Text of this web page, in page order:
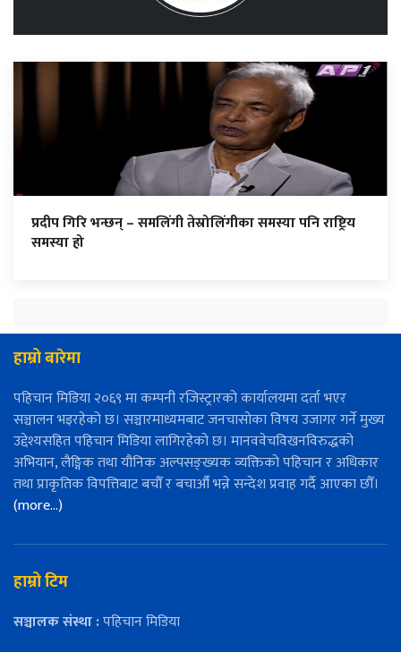
प्रदीप गिरि भन्छन् – समलिंगी तेस्रोलिंगीका समस्या पनि राष्ट्रिय
समस्या हो
हाम्रो बारेमा
पहिचान मिडिया २०६९ मा कम्पनी रजिस्ट्रारको कार्यालयमा दर्ता भएर
सञ्चालन भइरहेको छ। सञ्चारमाध्यमबाट जनचासोका विषय उजागर गर्ने मुख्य
उद्देश्यसहित पहिचान मिडिया लागिरहेको छ। मानववेचविखनविरुद्धको
अभियान, लैङ्गिक तथा यौनिक अल्पसङ्ख्यक व्यक्तिको पहिचान र अधिकार
तथा प्राकृतिक विपत्तिबाट बचौँ र बचाऔँ भन्ने सन्देश प्रवाह गर्दै आएका छौँ।
(more…)
हाम्रो टिम
सञ्चालक संस्था :पहिचान मिडिया